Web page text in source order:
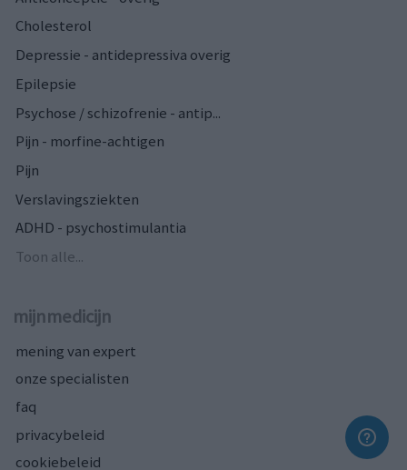
Cholesterol
Depressie - antidepressiva overig
Epilepsie
Psychose / schizofrenie - antip...
Pijn - morfine-achtigen
Pijn
Verslavingsziekten
ADHD - psychostimulantia
Toon alle...
mijnmedicijn
mening van expert
onze specialisten
faq
privacybeleid
cookiebeleid